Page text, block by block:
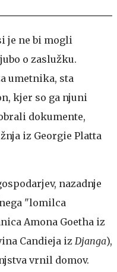
je ne bi mogli
o zaslužku.
umetnika, sta
kjer so ga njuni
dokumente,
iz Georgie Platta
nazadnje
"lomilca
Amona Goetha iz
Candieja iz Djanga),
vrnil domov.